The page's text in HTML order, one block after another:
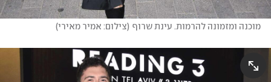
מוכנה ומזמונה להרמות. עינת שרוף (צילום: אמיר מאירי)